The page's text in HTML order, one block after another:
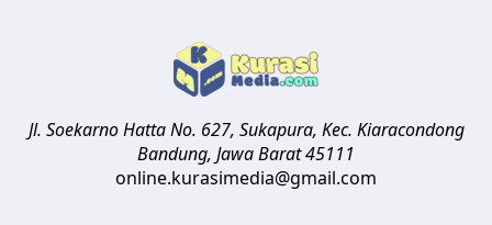
Jl. Soekarno Hatta No. 627, Sukapura, Kec. Kiaracondong
Bandung, Jawa Barat45111
online.kurasimedia@gmail.com